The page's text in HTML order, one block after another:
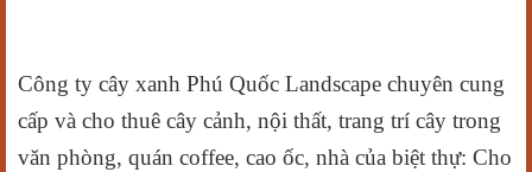
Công ty cây xanh Phú Quốc Landscape chuyên cung
cấp và cho thuê cây cảnh, nội thất, trang trí cây trong
văn phòng, quán coffee, cao ốc, nhà của biệt thự: Cho